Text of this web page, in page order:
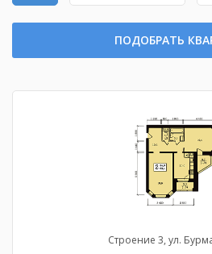
ПОДОБРАТЬ
Строение 3, ул.